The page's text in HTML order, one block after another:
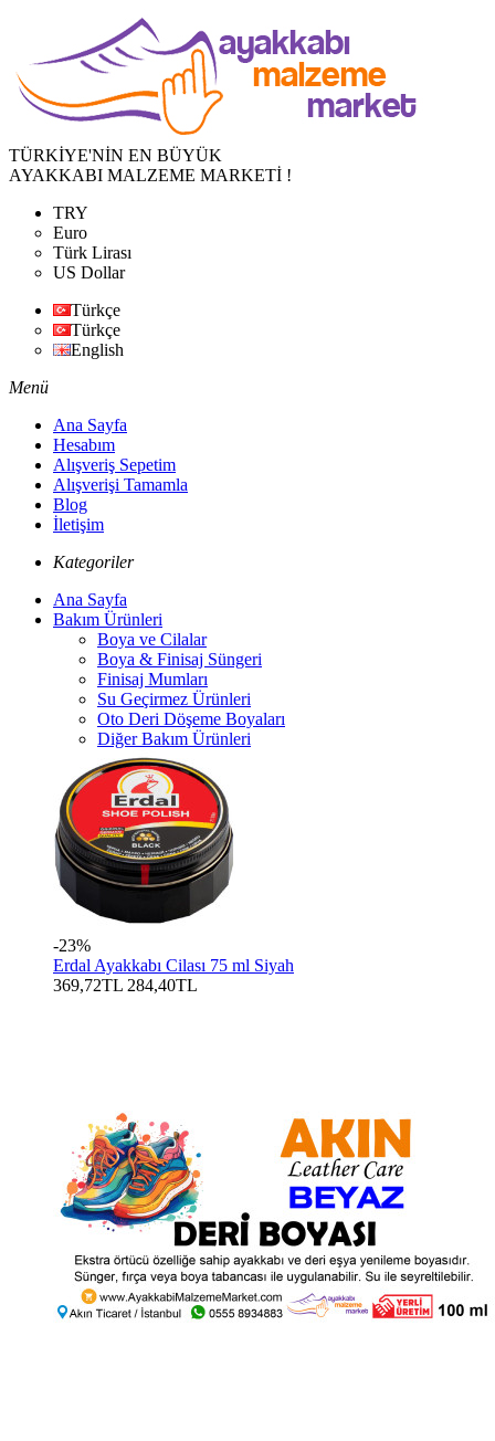
TÜRKİYE'NİN EN BÜYÜK
AYAKKABI MALZEME MARKETİ !
TRY
Euro
Türk Lirası
US Dollar
Türkçe
Türkçe
English
Menü
Ana Sayfa
Hesabım
Alışveriş Sepetim
Alışverişi Tamamla
Blog
İletişim
Kategoriler
Ana Sayfa
Bakım Ürünleri
Boya ve Cilalar
Boya & Finisaj Süngeri
Finisaj Mumları
Su Geçirmez Ürünleri
Oto Deri Döşeme Boyaları
Diğer Bakım Ürünleri
-23%
Erdal Ayakkabı Cilası 75 ml Siyah
369,72TL 284,40TL